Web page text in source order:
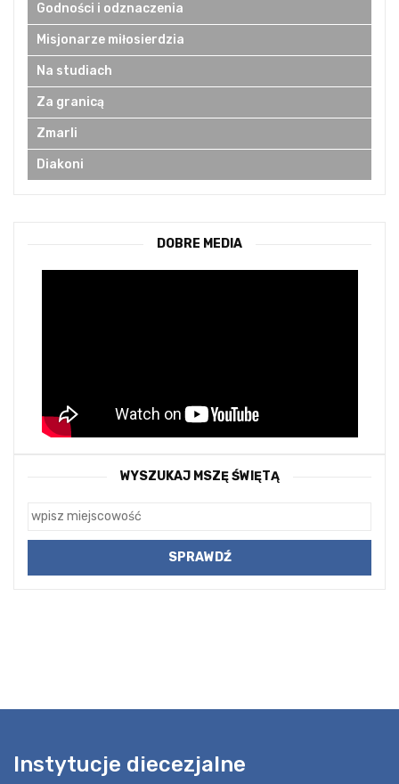
Godności i odznaczenia
Misjonarze miłosierdzia
Na studiach
Za granicą
Zmarli
Diakoni
DOBRE MEDIA
WYSZUKAJ MSZĘ ŚWIĘTĄ
Instytucje diecezjalne